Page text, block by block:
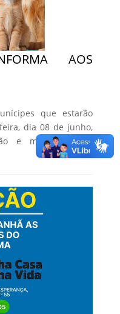
AOS
que estarão
dia 08 de junho,
e microchipagem